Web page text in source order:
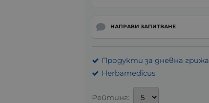
НАПРАВИ ЗАПИТВАНЕ
Продукти за дневна грижа
Herbamedicus
Рейтинг: